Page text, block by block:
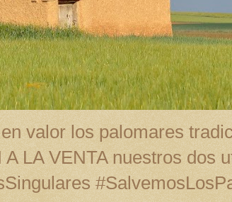
valor los palomares
LA VENTA nuestros dos